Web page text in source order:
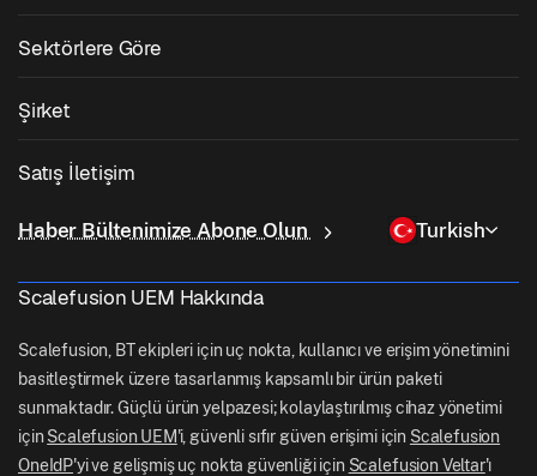
Kiosk Yazılımı
Kendi Cihazını Getir (BYOD)
iOS Yönetimi
Linux Yönetimi
Windows Uygulama Kataloğu
Koşullu Erişim
Uzaktan Kumanda
Sektörlere Göre
Son Mil Teslimatı
Perakende
Lojistik
Şirket
Scalefusion Yardım Belgeleri
Scalefusion Blogu
Haber Odası
Kariyer
Satış İletişim
sales[at]scalefusion.com
UK: +44-7520-641664
NZ: +64-9-888-4315
India: +91-63694-45500
Haber Bültenimize Abone Olun Turkish
Scalefusion UEM Hakkında
Scalefusion, BT ekipleri için uç nokta, kullanıcı ve erişim yönetimini
basitleştirmek üzere tasarlanmış kapsamlı bir ürün paketi
sunmaktadır. Güçlü ürün yelpazesi; kolaylaştırılmış cihaz yönetimi
için Scalefusion UEM'i, güvenli sıfır güven erişimi için Scalefusion
OneIdP'yi ve gelişmiş uç nokta güvenliği için Scalefusion Veltar'ı